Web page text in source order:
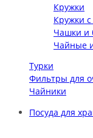
Кружки
Кружки
Чашки и
Чайные
Турки
Фильтры для
Чайники
Посуда для